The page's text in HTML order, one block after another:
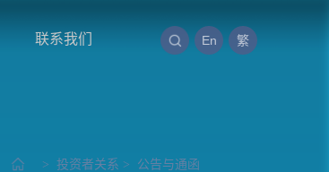
联系我们 En 繁
> 投资者关系 > 公告与通函